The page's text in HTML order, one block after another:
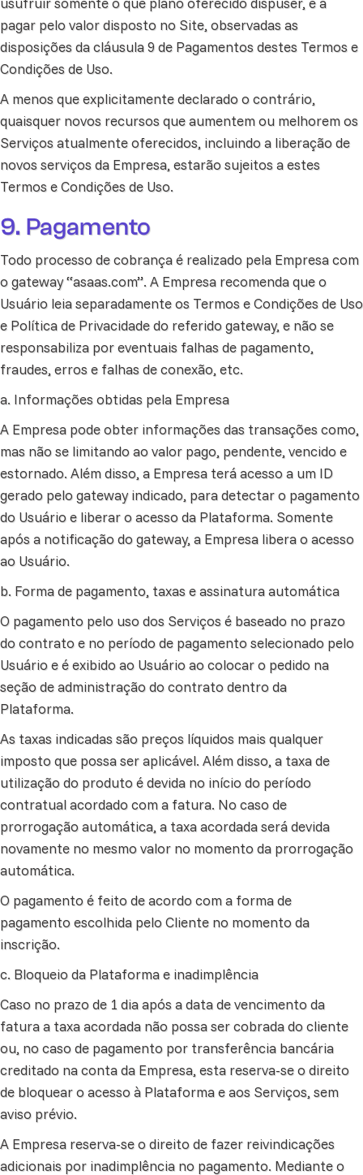
pagar pelo valor disposto no Site, observadas as
disposições da cláusula 9 de Pagamentos destes Termos e
Condições de Uso.
A menos que explicitamente declarado o contrário,
quaisquer novos recursos que aumentem ou melhorem os
Serviços atualmente oferecidos, incluindo a liberação de
novos serviços da Empresa, estarão sujeitos a estes
Termos e Condições de Uso.
9. Pagamento
Todo processo de cobrança é realizado pela Empresa com
o gateway “asaas.com”. A Empresa recomenda que o
Usuário leia separadamente os Termos e Condições de Uso
e Política de Privacidade do referido gateway, e não se
responsabiliza por eventuais falhas de pagamento,
fraudes, erros e falhas de conexão, etc.
a. Informações obtidas pela Empresa
A Empresa pode obter informações das transações como,
mas não se limitando ao valor pago, pendente, vencido e
estornado. Além disso, a Empresa terá acesso a um ID
gerado pelo gateway indicado, para detectar o pagamento
do Usuário e liberar o acesso da Plataforma. Somente
após a notificação do gateway, a Empresa libera o acesso
ao Usuário.
b. Forma de pagamento, taxas e assinatura automática
O pagamento pelo uso dos Serviços é baseado no prazo
do contrato e no período de pagamento selecionado pelo
Usuário e é exibido ao Usuário ao colocar o pedido na
seção de administração do contrato dentro da
Plataforma.
As taxas indicadas são preços líquidos mais qualquer
imposto que possa ser aplicável. Além disso, a taxa de
utilização do produto é devida no início do período
contratual acordado com a fatura. No caso de
prorrogação automática, a taxa acordada será devida
novamente no mesmo valor no momento da prorrogação
automática.
O pagamento é feito de acordo com a forma de
pagamento escolhida pelo Cliente no momento da
inscrição.
c. Bloqueio da Plataforma e inadimplência
Caso no prazo de 1 dia após a data de vencimento da
fatura a taxa acordada não possa ser cobrada do cliente
ou, no caso de pagamento por transferência bancária
creditado na conta da Empresa, esta reserva-se o direito
de bloquear o acesso à Plataforma e aos Serviços, sem
aviso prévio.
A Empresa reserva-se o direito de fazer reivindicações
adicionais por inadimplência no pagamento. Mediante o